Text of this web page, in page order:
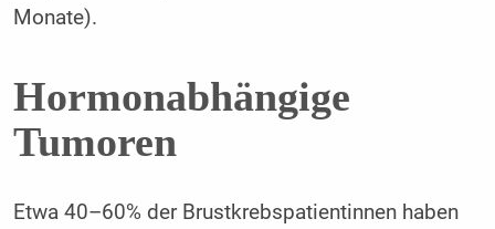
Monate).
Hormonabhängige
Tumoren
Etwa 40–60% der Brustkrebspatientinnen haben